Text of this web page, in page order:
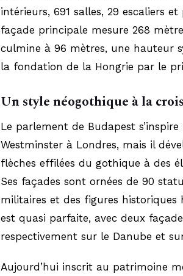
intérieurs, 691 salles, 29 escaliers
façade principale mesure 268
culmine à 96 mètres, une hauteur
la fondation de la Hongrie par le
Un style néogothique à la
Le parlement de Budapest
Westminster à Londres, mais il
flèches effilées du gothique à des
Ses façades sont ornées de 90
militaires et des figures
est quasi parfaite, avec deux
respectivement sur le Danube et
Aujourd’hui inscrit au patrimoine